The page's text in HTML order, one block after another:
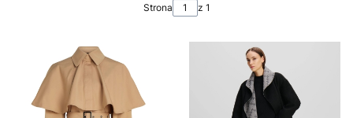
Strona z 1